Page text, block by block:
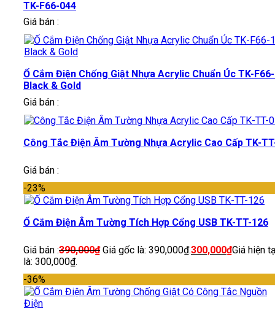
TK-F66-044
Giá bán :
Ổ Cắm Điện Chống Giật Nhựa Acrylic Chuẩn Úc TK-
Black & Gold
Giá bán :
Công Tắc Điện Âm Tường Nhựa Acrylic Cao Cấp TK-
Giá bán :
-23%
Ổ Cắm Điện Âm Tường Tích Hợp Cổng USB TK-TT-126
Giá bán :390,000₫ Giá gốc là: 390,000₫.300,000₫Giá hiện
là: 300,000₫.
-36%